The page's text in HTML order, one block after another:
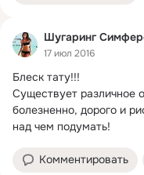
Шугаринг
17 июл 2016
Блеск тату!!!
Существует различное
болезненно, дорого и
над чем подумать!
Комментировать